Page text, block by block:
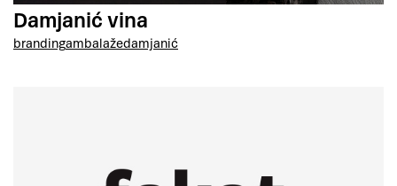
Damjanić vina
brandingambalažedamjanić